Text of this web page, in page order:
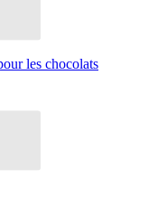
les chocolats